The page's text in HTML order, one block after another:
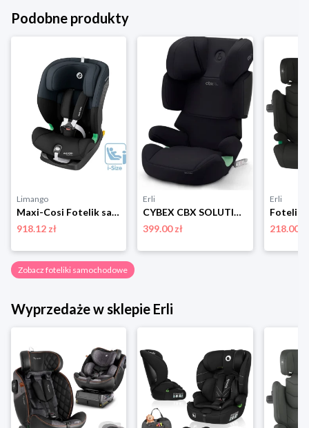
Podobne produkty
Limango
Maxi-Cosi Fotelik samochodowy "Titan I-size" w kolorze czarnym - grupa 1/2/3 rozmiar: onesize
918.12 zł
Erli
CYBEX CBX SOLUTION X I-FIX FOTELIK SAMOCHODOWY ISOFIX PURE BLACK 15-50 KG
399.00 zł
Erli
218.00 zł
Zobacz foteliki samochodowe
Wyprzedaże w sklepie Erli